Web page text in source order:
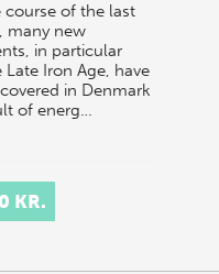
course of the last
many new
in particular
Iron Age, have
in Denmark
of energ…
KR.